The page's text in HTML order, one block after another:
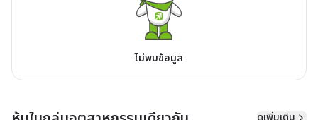
ไม่พบข้อมูล